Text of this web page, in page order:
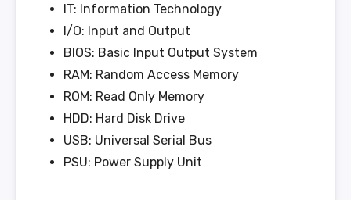
IT: Information Technology
I/O: Input and Output
BIOS: Basic Input Output System
RAM: Random Access Memory
ROM: Read Only Memory
HDD: Hard Disk Drive
USB: Universal Serial Bus
PSU: Power Supply Unit